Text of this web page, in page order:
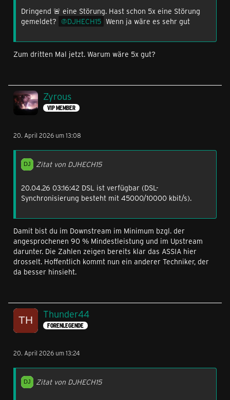
Dringend 🚨 eine Störung. Hast schon 5x eine Störung
gemeldet?
DJHECH15 Wenn ja wäre es sehr gut
Zum dritten Mal jetzt. Warum wäre 5x gut?
Zyrous
VIP MEMBER
20. April 2026 um 13:08
Zitat von DJHECH15
20.04.26 03:16:42 DSL ist verfügbar (DSL-
Synchronisierung besteht mit 45000/10000 kbit/s).
Damit bist du im Downstream im Minimum bzgl. der
angesprochenen 90 % Mindestleistung und im Upstream
darunter. Die Zahlen zeigen bereits klar das ASSIA hier
drosselt. Hoffentlich kommt nun ein anderer Techniker, der
da besser hinsieht.
Thunder44
FORENLEGENDE
20. April 2026 um 13:24
Zitat von DJHECH15